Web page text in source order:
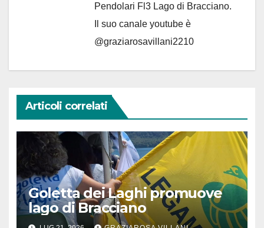
Pendolari Fl3 Lago di Bracciano.
Il suo canale youtube è
@graziarosavillani2210
Articoli correlati
Goletta dei Laghi promuove
lago di Bracciano